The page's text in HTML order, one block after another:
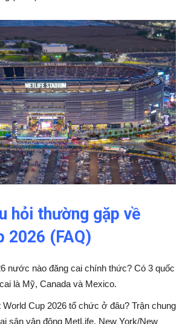
hỏi thường gặp về
2026 (FAQ)
nước nào đăng cai chính thức? Có 3 quốc
là Mỹ, Canada và Mexico.
World Cup 2026 tổ chức ở đâu? Trận chung
sân vận động MetLife, New York/New